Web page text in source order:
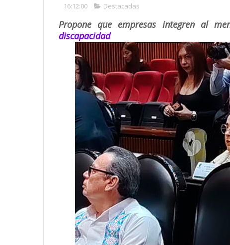
16:12:00 Destacadas
Propone que empresas integren al
discapacidad